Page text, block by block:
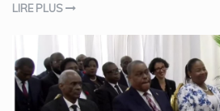
LIRE PLUS